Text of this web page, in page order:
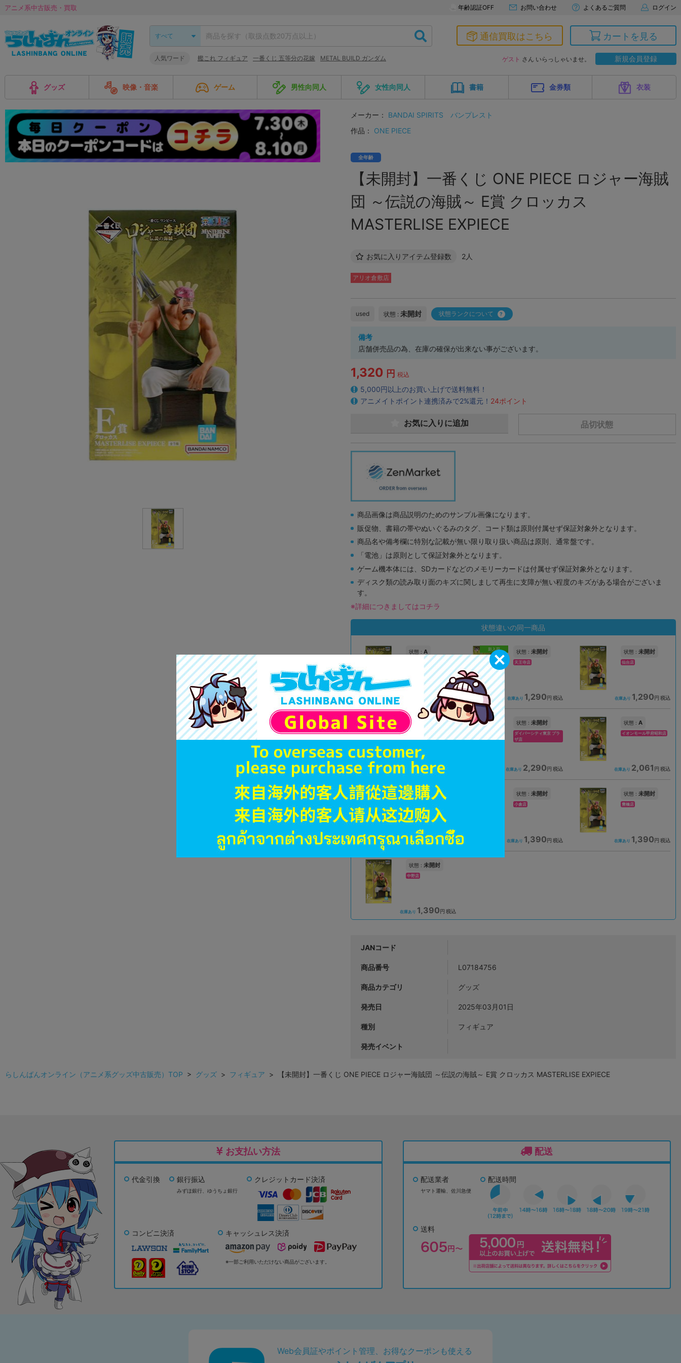
アニメ系中古販売・買取 年齢認証OFF お問い合わせ よくあるご質問 ログイン
人気ワード 艦これ フィギュア 一番くじ 五等分の花嫁 METAL BUILD ガンダム
通信買取はこちら カートを見る
ゲスト さん いらっしゃいませ。 新規会員登録
グッズ 映像・音楽 ゲーム 男性向同人 女性向同人 書籍 金券類 衣装
メーカー： BANDAI SPIRITS
バンプレスト
作品：
ONE PIECE
全年齢
【未開封】一番くじ ONE PIECE ロジャー海賊
団 ～伝説の海賊～ E賞 クロッカス
MASTERLISE EXPIECE
お気に入りアイテム登録数 2人
アリオ倉敷店
used 状態 : 未開封 状態ランクについて
備考
店舗併売品の為、在庫の確保が出来ない事がございます。
1,320 円 税込
5,000円以上のお買い上げで送料無料！
アニメイトポイント連携済みで2%還元！ 24ポイント
品切状態
お気に入りに追加
商品画像は商品説明のためのサンプル画像になります。
販促物、書籍の帯やぬいぐるみのタグ、コード類は原則付属せず保証対象外となります。
商品名や備考欄に特別な記載が無い限り取り扱い商品は原則、通常盤です。
「電池」は原則として保証対象外となります。
ゲーム機本体には、SDカードなどのメモリーカードは付属せず保証対象外となります。
ディスク類の読み取り面のキズに関しまして再生に支障が無い程度のキズがある場合がございま
す。
※詳細につきましてはコチラ
状態違いの同一商品
状態 : A
オンライン
品切状態 1,290円 税込
新入荷 状態 : 未開封
天王寺店
在庫あり 1,290円 税込
状態 : 未開封
仙台店
在庫あり 1,290円 税込
状態 : 未開封
長野店
在庫あり 1,990円 税込
状態 : 未開封
ダイバーシティ東京 プラ
ザ店
在庫あり 2,290 円 税込
状態 : A
イオンモール甲府昭和店
在庫あり 2,061 円 税込
状態 :未開封
海老名マルイ店
在庫あり 1,690円 税込
状態 : 未開封
小倉店
在庫あり 1,390円 税込
状態 : 未開封
豊橋店
在庫あり 1,390円 税込
状態 :未開封
中野店
在庫あり 1,390円 税込
JANコード
商品番号 L07184756
商品カテゴリ グッズ
発売日 2025年03月01日
種別 フィギュア
発売イベント
らしんばんオンライン（アニメ系グッズ中古販売）TOP > グッズ > フィギュア > 【未開封】一番くじ ONE PIECE ロジャー海賊団 ～伝説の海賊～ E賞 クロッカス MASTERLISE EXPIECE
お支払い方法
代金引換 銀行振込
みずほ銀行、 ゆうちょ銀行
クレジットカード決済
コンビニ決済 キャッシュレス決済
※一部ご利用いただけない商品がございます。
配送
配送業者
ヤマト運輸、佐川急便
配送時間
送料
Web会員証やポイント管理、お得なクーポンも使える